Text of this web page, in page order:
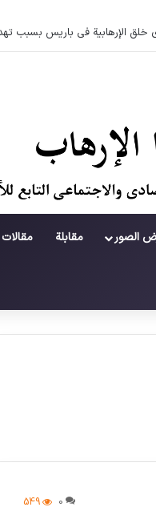
على حياة لاعبي كرة قدم شباب
الصور مقابلة مقالات
0
549